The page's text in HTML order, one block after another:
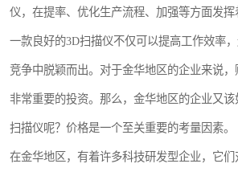
仪，在提率、优化生产流程、加强等方面发挥
一款良好的3D扫描仪不仅可以提高工作效率
竞争中脱颖而出。对于金华地区的企业来说
非常重要的投资。那么，金华地区的企业又
扫描仪呢？价格是一个至关重要的考量因素。
在金华地区，有着许多科技研发型企业，它
镶嵌机
三坐标夹具
测针